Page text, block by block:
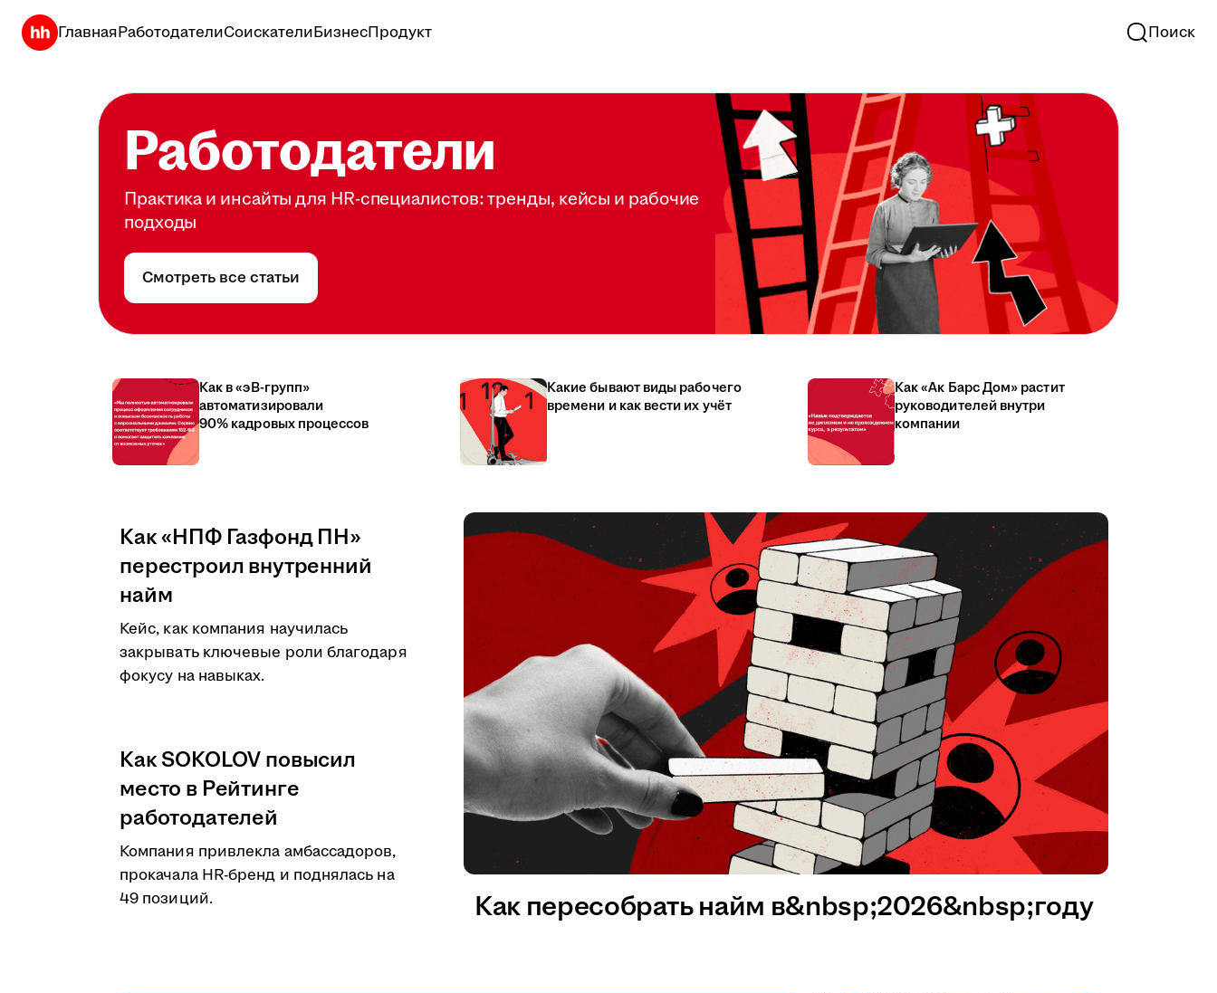
ГлавнаяРаботодателиСоискателиБизнесПродукт Поиск
Работодатели
Практика и инсайты для HR-специалистов: тренды, кейсы и рабочие
подходы
Смотреть все статьи
Как в «эВ-групп»
автоматизировали
90% кадровых процессов
Какие бывают виды рабочего
времени и как вести их учёт
Как «Ак Барс Дом» растит
руководителей внутри
компании
Как «НПФ Газфонд ПН»
перестроил внутренний
найм
Кейс, как компания научилась
закрывать ключевые роли благодаря
фокусу на навыках.
Как SOKOLOV повысил
место в Рейтинге
работодателей
Компания привлекла амбассадоров,
прокачала HR-бренд и поднялась на
49 позиций.
Как пересобрать найм в&nbsp;2026&nbsp;году